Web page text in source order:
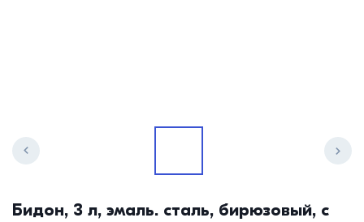
Бидон, 3 л, эмаль. сталь, бирюзовый, с